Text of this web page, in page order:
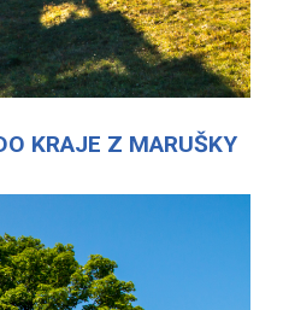
KRAJE Z MARUŠKY